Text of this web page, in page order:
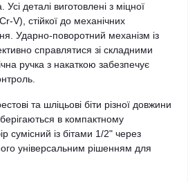
деталі виготовлені з міцної
V), стійкої до механічних
Ударно-поворотний механізм із
справлятися зі складними
ручка з накаткою забезпечує
та шліцьові біти різної довжини
в компактному
сумісний із бітами 1/2" через
універсальним рішенням для